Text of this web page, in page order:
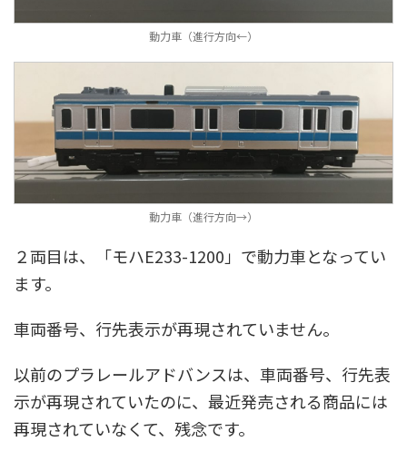
動力車（進行方向←）
動力車（進行方向→）
２両目は、「モハE233-1200」で動力車となってい
ます。
車両番号、行先表示が再現されていません。
以前のプラレールアドバンスは、車両番号、行先表
示が再現されていたのに、最近発売される商品には
再現されていなくて、残念です。